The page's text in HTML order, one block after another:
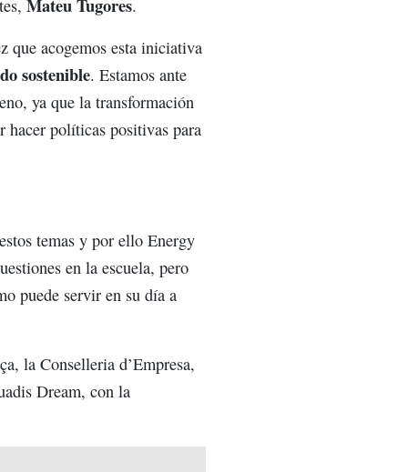
Mateu Tugores.
que acogemos esta iniciativa
sostenible. Estamos ante
ya que la transformación
hacer políticas positivas para
temas y por ello Energy
en la escuela, pero
puede servir en su día a
la Conselleria d’Empresa,
Dream, con la